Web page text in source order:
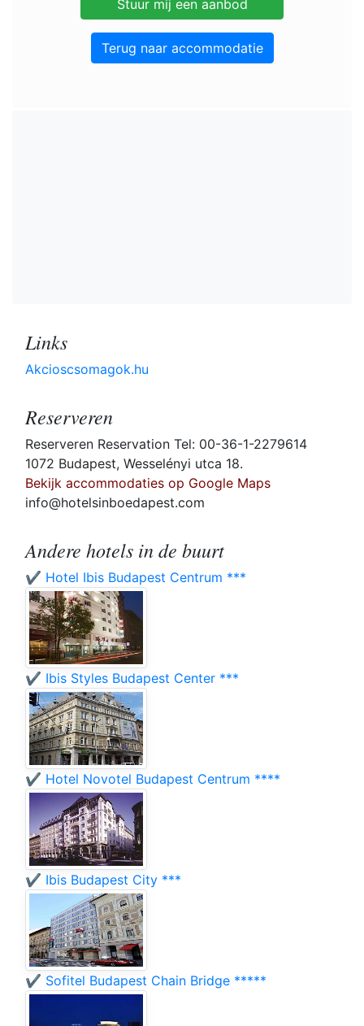
Terug naar accommodatie
Links
Akcioscsomagok.hu
Reserveren
Reserveren Reservation Tel: 00-36-1-2279614
1072 Budapest, Wesselényi utca 18.
Bekijk accommodaties op Google Maps
info@hotelsinboedapest.com
Andere hotels in de buurt
✔️ Hotel Ibis Budapest Centrum ***
✔️ Ibis Styles Budapest Center ***
✔️ Hotel Novotel Budapest Centrum ****
✔️ Ibis Budapest City ***
✔️ Sofitel Budapest Chain Bridge *****